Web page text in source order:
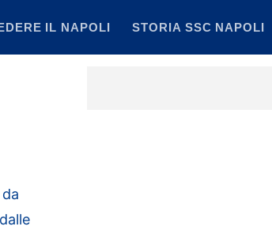
IL NAPOLI STORIA SSC NAPOLI